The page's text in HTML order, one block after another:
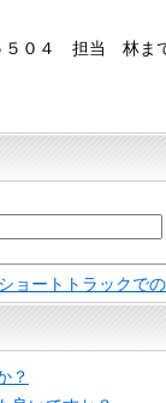
５０４ 担当 林ま
ョートトラックで
？